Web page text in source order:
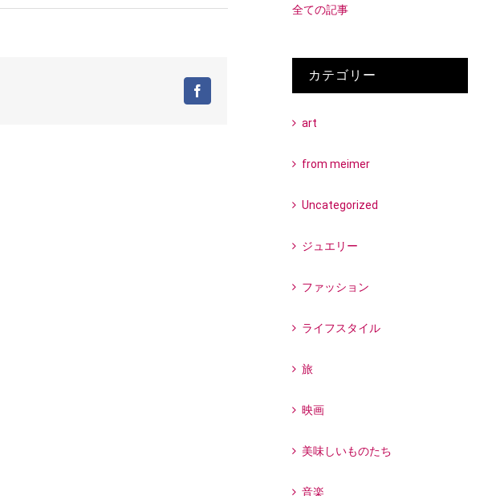
全ての記事
カテゴリー
art
from meimer
Uncategorized
ジュエリー
ファッション
ライフスタイル
旅
映画
美味しいものたち
音楽